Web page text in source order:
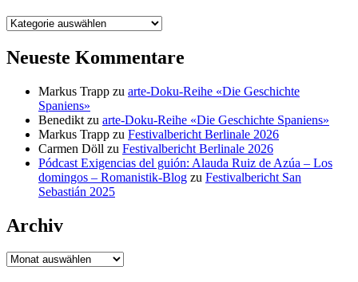
Kategorien
Neueste Kommentare
Markus Trapp zu arte-Doku-Reihe «Die Geschichte
Spaniens»
Benedikt zu arte-Doku-Reihe «Die Geschichte Spaniens»
Markus Trapp zu Festivalbericht Berlinale 2026
Carmen Döll zu Festivalbericht Berlinale 2026
Pódcast Exigencias del guión: Alauda Ruiz de Azúa – Los
domingos – Romanistik-Blog zu Festivalbericht San
Sebastián 2025
Archiv
Archiv